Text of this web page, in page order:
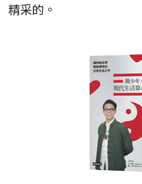
精采的。